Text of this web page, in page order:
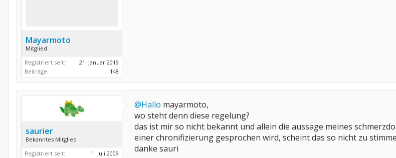
Mayarmoto
Mitglied
Registriert seit:
21. Januar 2019
Beiträge:
148
saurier
Bekanntes Mitglied
Registriert seit:
1. Juli 2009
@Hallo mayarmoto,
wo steht denn diese regelung?
das ist mir so nicht bekannt und allein die aussage meines
einer chronifizierung gesprochen wird, scheint das so nicht zu
danke sauri